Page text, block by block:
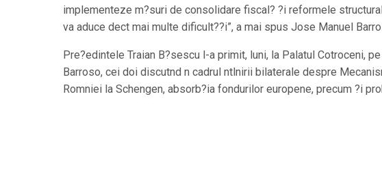
implementeze m?suri de consolidare fiscal? ?i reformele
va aduce dect mai multe dificult??i”, a mai spus Jose Manuel
Pre?edintele Traian B?sescu l-a primit, luni, la Palatul Cotroceni,
Barroso, cei doi discutnd n cadrul ntlnirii bilaterale despre
Romniei la Schengen, absorb?ia fondurilor europene, precum ?i